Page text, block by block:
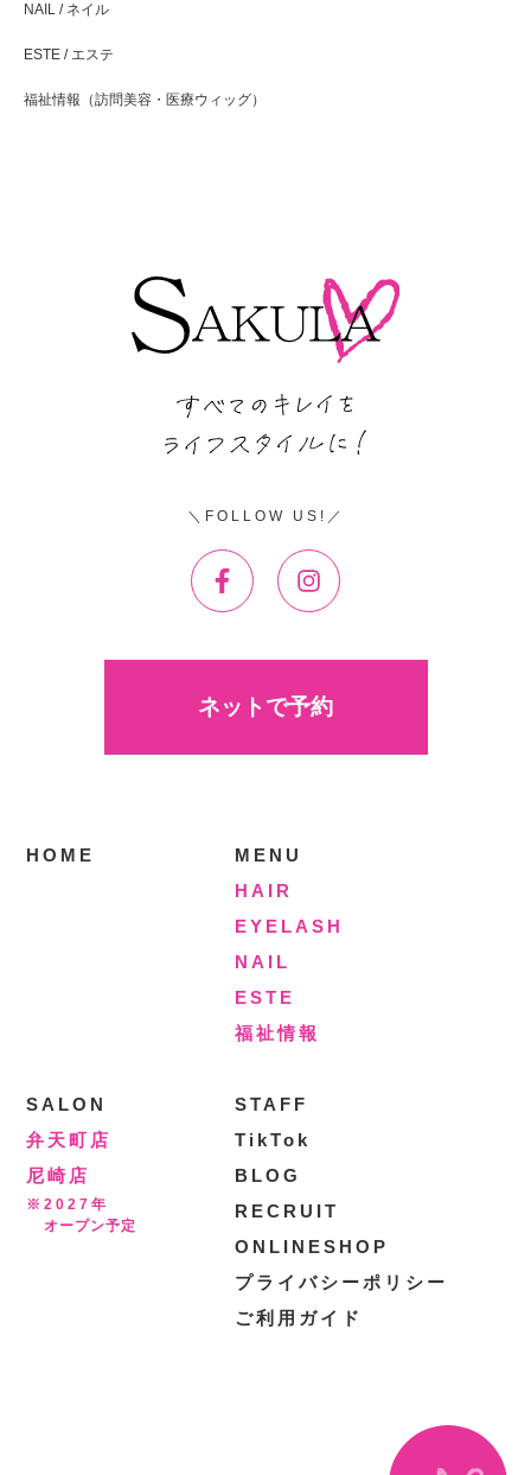
NAIL / ネイル
ESTE / エステ
福祉情報（訪問美容・医療ウィッグ）
FOLLOW US!
ネットで予約
HOME
MENU
HAIR
EYELASH
NAIL
ESTE
福祉情報
SALON
弁天町店
尼崎店
※2027年
オープン予定
STAFF
TikTok
BLOG
RECRUIT
ONLINESHOP
プライバシーポリシー
ご利用ガイド